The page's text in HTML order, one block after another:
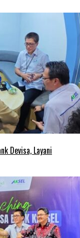
Devisa, Layani